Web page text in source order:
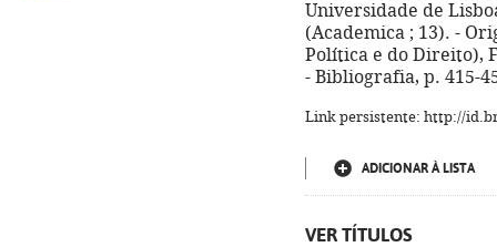
Universidade de
(Academica ; 13). -
Política e do Direito),
- Bibliografia, p. 415-
Link persistente: http://
ADICIONAR À LISTA
VER TÍTULOS